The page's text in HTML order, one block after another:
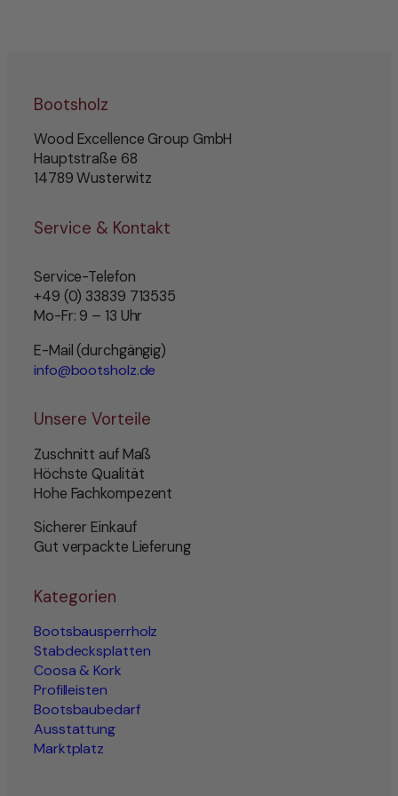
Bootsholz
Wood Excellence Group GmbH
Hauptstraße 68
14789 Wusterwitz
Service & Kontakt
Service-Telefon
+49 (0) 33839 713535
Mo-Fr: 9 – 13 Uhr
E-Mail (durchgängig)
info@bootsholz.de
Unsere Vorteile
Zuschnitt auf Maß
Höchste Qualität
Hohe Fachkompezent
Sicherer Einkauf
Gut verpackte Lieferung
Kategorien
Bootsbausperrholz
Stabdecksplatten
Coosa & Kork
Profilleisten
Bootsbaubedarf
Ausstattung
Marktplatz